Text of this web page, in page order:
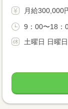
月給300,000
9：00〜18
土曜日 日曜